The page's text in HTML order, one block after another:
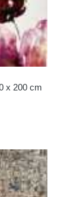
x 200 cm